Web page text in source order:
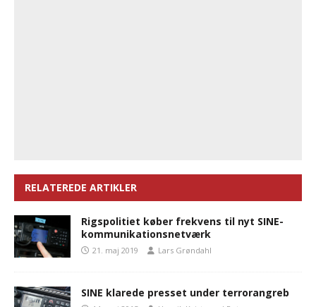
RELATEREDE ARTIKLER
Rigspolitiet køber frekvens til nyt SINE-
kommunikationsnetværk
21. maj 2019 Lars Grøndahl
SINE klarede presset under terrorangreb